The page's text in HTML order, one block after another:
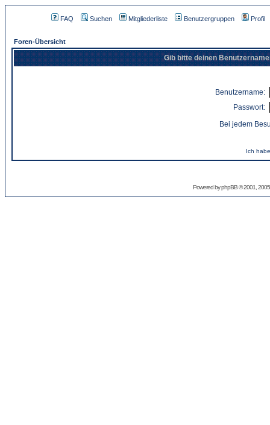
FAQ Suchen Mitgliederliste Benutzergruppen Profil
Foren-Übersicht
Gib bitte deinen
Benutzername:
Passwort:
Bei jedem
Ich
Powered byphpBB© 2001,